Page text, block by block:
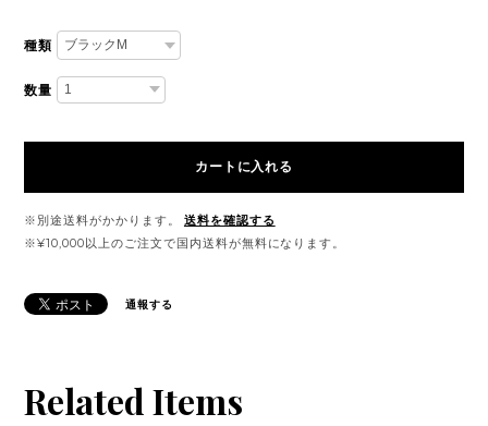
種類
数量
カートに入れる
※別途送料がかかります。
送料を確認する
※¥10,000以上のご注文で国内送料が無料になります。
通報する
Related Items